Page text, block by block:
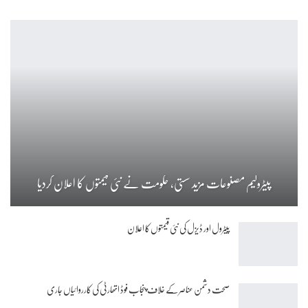
پیٹرولیم مصنوعات مزید سستی، حکومت نے نئی قیمتوں کا اعلان کردیا
پیٹرول اور ڈیزل کی نئی قیمتوں کا اعلان
صحت دشمن عناصر کے خلاف پنجاب فوڈ اتھارٹی کی کارروائیاں جاری